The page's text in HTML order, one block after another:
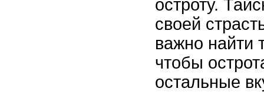
остроту.
своей
важно найти
чтобы
остальные